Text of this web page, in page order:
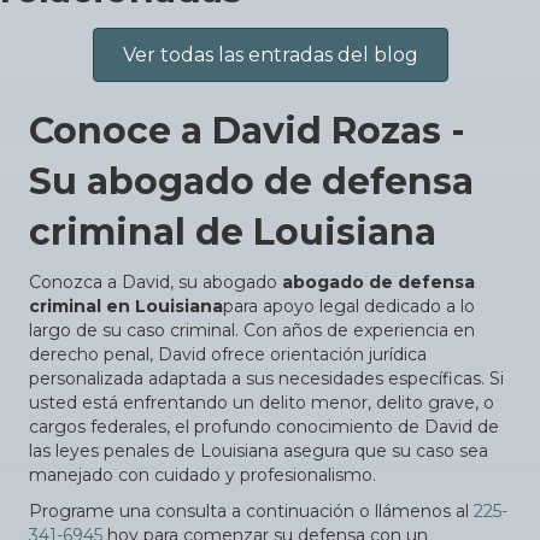
Ver todas las entradas del blog
Conoce a David Rozas -
Su abogado de defensa
criminal de Louisiana
Conozca a David, su abogado abogado de defensa
criminal en Louisianapara apoyo legal dedicado a lo
largo de su caso criminal. Con años de experiencia en
derecho penal, David ofrece orientación jurídica
personalizada adaptada a sus necesidades específicas. Si
usted está enfrentando un delito menor, delito grave, o
cargos federales, el profundo conocimiento de David de
las leyes penales de Louisiana asegura que su caso sea
manejado con cuidado y profesionalismo.
Programe una consulta a continuación o llámenos al 225-
341-6945 hoy para comenzar su defensa con un